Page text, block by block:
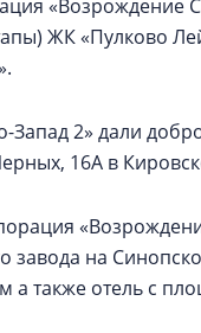
«Возрождение
ЖК «Пулково
Запад 2» дали
16А в
завода на
а также отель с